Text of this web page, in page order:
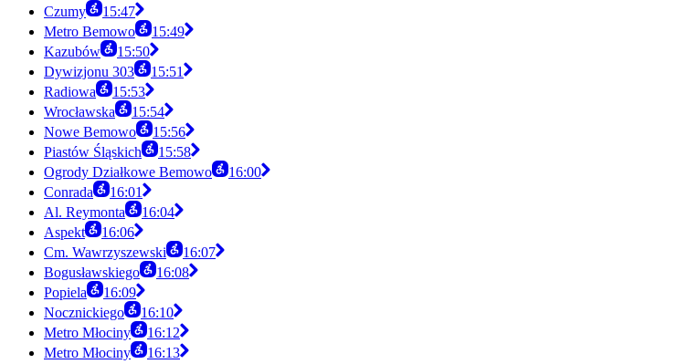
Czumy
15:47
Metro Bemowo
15:49
Kazubów
15:50
Dywizjonu 303
15:51
Radiowa
15:53
Wrocławska
15:54
Nowe Bemowo
15:56
Piastów Śląskich
15:58
Ogrody Działkowe Bemowo
16:00
Conrada
16:01
Al. Reymonta
16:04
Aspekt
16:06
Cm. Wawrzyszewski
16:07
Bogusławskiego
16:08
Popiela
16:09
Nocznickiego
16:10
Metro Młociny
16:12
Metro Młociny
16:13